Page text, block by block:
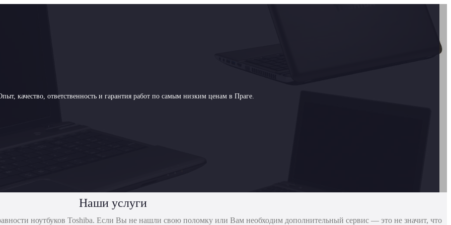
качество, ответственность и гарантия работ по самым низким ценам в Праге.
Наши услуги
ноутбуков Toshiba. Если Вы не нашли свою поломку или Вам необходим дополнительный сервис — это не значит, что